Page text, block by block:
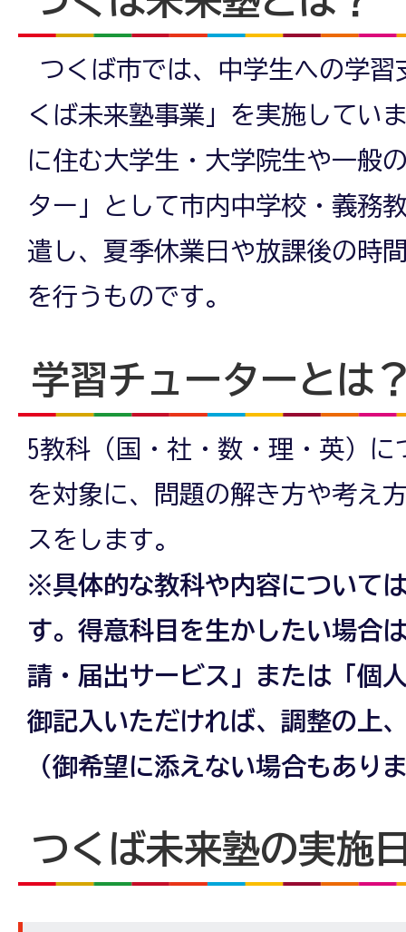
つくば市では、中学生への学習
くば未来塾事業」を実施してい
に住む大学生・大学院生や一般
ター」として市内中学校・義務
遣し、夏季休業日や放課後の時
を行うものです。
学習チューターとは
5教科（国・社・数・理・英）に
を対象に、問題の解き方や考え
スをします。
※具体的な教科や内容について
す。得意科目を生かしたい場合
請・届出サービス」または「個
御記入いただければ、調整の上
（御希望に添えない場合もあり
つくば未来塾の実施